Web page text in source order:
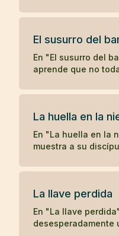
aprendizaje ocurre
El susurro del
En "El susurro del
aprende que no
como un susurro
La huella en la
En "La huella en la
muestra a su
tiempo, enseñando
La llave perdida
En "La llave
desesperadamente